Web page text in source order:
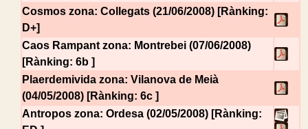
Cosmos zona: Collegats (21/06/2008) [Rànking:
D+]
Caos Rampant zona: Montrebei (07/06/2008)
[Rànking: 6b ]
Plaerdemivida zona: Vilanova de Meià
(04/05/2008) [Rànking: 6c ]
Antropos zona: Ordesa (02/05/2008) [Rànking: